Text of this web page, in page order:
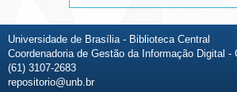
Universidade de Brasília - Biblioteca Central
Coordenadoria de Gestão da Informação Digital -
(61) 3107-2683
repositorio@unb.br